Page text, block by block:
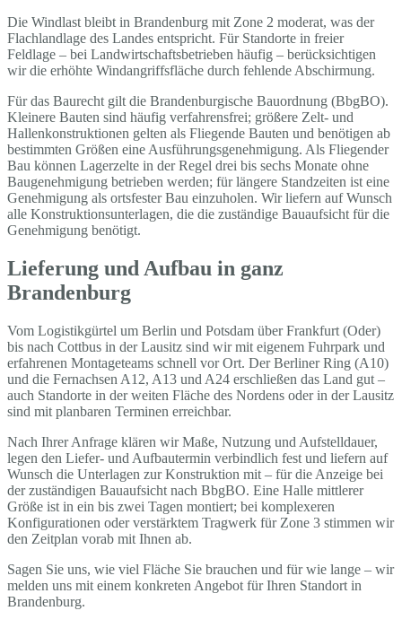
Die Windlast bleibt in Brandenburg mit Zone 2 moderat, was der
Flachlandlage des Landes entspricht. Für Standorte in freier
Feldlage – bei Landwirtschaftsbetrieben häufig – berücksichtigen
wir die erhöhte Windangriffsfläche durch fehlende Abschirmung.
Für das Baurecht gilt die Brandenburgische Bauordnung (BbgBO).
Kleinere Bauten sind häufig verfahrensfrei; größere Zelt- und
Hallenkonstruktionen gelten als Fliegende Bauten und benötigen ab
bestimmten Größen eine Ausführungsgenehmigung. Als Fliegender
Bau können Lagerzelte in der Regel drei bis sechs Monate ohne
Baugenehmigung betrieben werden; für längere Standzeiten ist eine
Genehmigung als ortsfester Bau einzuholen. Wir liefern auf Wunsch
alle Konstruktionsunterlagen, die die zuständige Bauaufsicht für die
Genehmigung benötigt.
Lieferung und Aufbau in ganz
Brandenburg
Vom Logistikgürtel um Berlin und Potsdam über Frankfurt (Oder)
bis nach Cottbus in der Lausitz sind wir mit eigenem Fuhrpark und
erfahrenen Montageteams schnell vor Ort. Der Berliner Ring (A10)
und die Fernachsen A12, A13 und A24 erschließen das Land gut –
auch Standorte in der weiten Fläche des Nordens oder in der Lausitz
sind mit planbaren Terminen erreichbar.
Nach Ihrer Anfrage klären wir Maße, Nutzung und Aufstelldauer,
legen den Liefer- und Aufbautermin verbindlich fest und liefern auf
Wunsch die Unterlagen zur Konstruktion mit – für die Anzeige bei
der zuständigen Bauaufsicht nach BbgBO. Eine Halle mittlerer
Größe ist in ein bis zwei Tagen montiert; bei komplexeren
Konfigurationen oder verstärktem Tragwerk für Zone 3 stimmen wir
den Zeitplan vorab mit Ihnen ab.
Sagen Sie uns, wie viel Fläche Sie brauchen und für wie lange – wir
melden uns mit einem konkreten Angebot für Ihren Standort in
Brandenburg.